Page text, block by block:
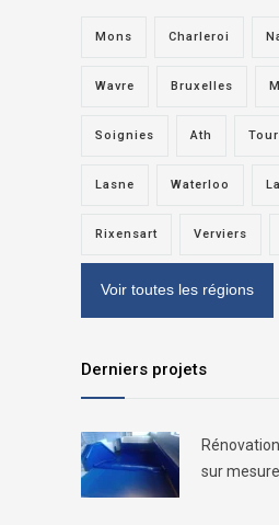
Mons Charleroi
Wavre Bruxelles
Soignies Ath
Lasne Waterloo
Rixensart Verviers
Voir toutes les régions
Derniers projets
sur mesure